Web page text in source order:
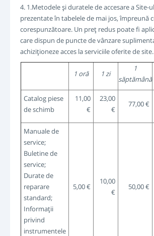
4. 1.Metodele şi duratele de accesare a Site-
prezentate în tabelele de mai jos, împreună
corespunzătoare. Un preţ redus poate fi
care dispun de puncte de vânzare
achiziţioneze acces la serviciile oferite de site.
1 oră 1 zi
1
săptămână
Catalog piese
de schimb
11,00
€
23,00
€
77,00 €
Manuale de
service;
Buletine de
service;
Durate de
reparare
standard;
Informaţii
privind
instrumentele
5,00 €
10,00
€
50,00 €